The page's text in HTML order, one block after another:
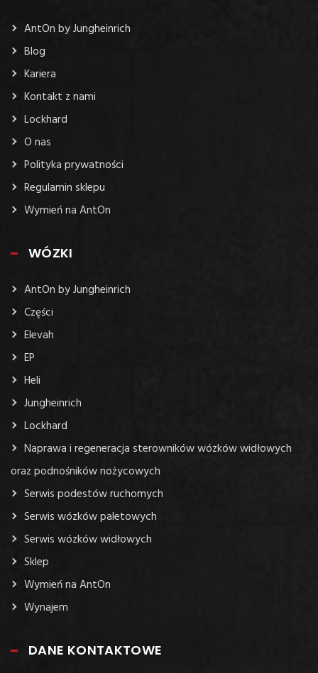
AntOn by Jungheinrich
Blog
Kariera
Kontakt z nami
Lockhard
O nas
Polityka prywatności
Regulamin sklepu
Wymień na AntOn
WÓZKI
AntOn by Jungheinrich
Części
Elevah
EP
Heli
Jungheinrich
Lockhard
Naprawa i regeneracja sterowników wózków widłowych
oraz podnośników nożycowych
Serwis podestów ruchomych
Serwis wózków paletowych
Serwis wózków widłowych
Sklep
Wymień na AntOn
Wynajem
DANE KONTAKTOWE